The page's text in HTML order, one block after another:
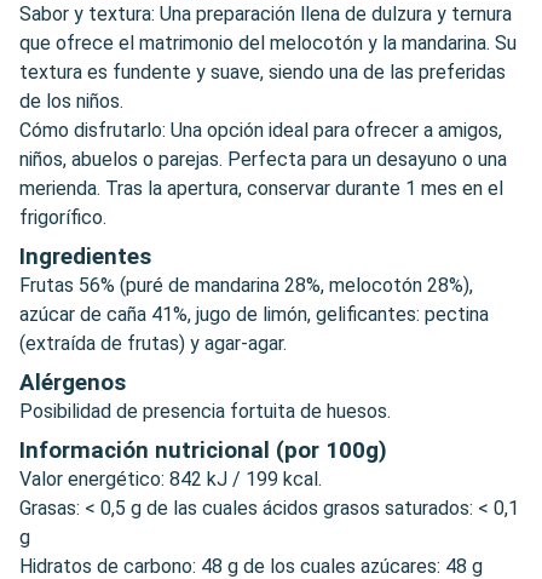
Sabor y textura: Una preparación llena de dulzura y ternura
que ofrece el matrimonio del melocotón y la mandarina. Su
textura es fundente y suave, siendo una de las preferidas
de los niños.
Cómo disfrutarlo: Una opción ideal para ofrecer a amigos,
niños, abuelos o parejas. Perfecta para un desayuno o una
merienda. Tras la apertura, conservar durante 1 mes en el
frigorífico.
Ingredientes
Frutas 56% (puré de mandarina 28%, melocotón 28%),
azúcar de caña 41%, jugo de limón, gelificantes: pectina
(extraída de frutas) y agar-agar.
Alérgenos
Posibilidad de presencia fortuita de huesos.
Información nutricional (por 100g)
Valor energético: 842 kJ / 199 kcal.
Grasas: < 0,5 g de las cuales ácidos grasos saturados: < 0,1
g
Hidratos de carbono: 48 g de los cuales azúcares: 48 g